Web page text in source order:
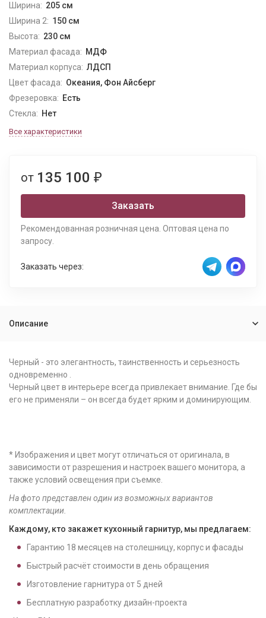
Ширина: 205 см
Ширина 2: 150 см
Высота: 230 см
Материал фасада: МДФ
Материал корпуса: ЛДСП
Цвет фасада: Океания, Фон Айсберг
Фрезеровка: Есть
Стекла: Нет
Все характеристики
от 135 100 ₽
Заказать
Рекомендованная розничная цена. Оптовая цена по
запросу.
Заказать через:
Описание
Черный - это элегантность, таинственность и серьезность
одновременно .
Черный цвет в интерьере всегда привлекает внимание. Где бы
его не применяли – он всегда будет ярким и доминирующим.
* Изображения и цвет могут отличаться от оригинала, в
зависимости от разрешения и настроек вашего монитора, а
также условий освещения при съемке.
На фото представлен один из возможных вариантов
комплектации.
Каждому, кто закажет кухонный гарнитур, мы предлагаем:
Гарантию 18 месяцев на столешницу, корпус и фасады
Быстрый расчёт стоимости в день обращения
Изготовление гарнитура от 5 дней
Бесплатную разработку дизайн-проекта